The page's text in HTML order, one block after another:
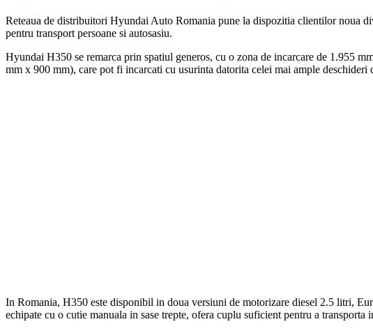
Reteaua de distribuitori Hyundai Auto Romania pune la dispozitia clientilor noua
pentru transport persoane si autosasiu.
Hyundai H350 se remarca prin spatiul generos, cu o zona de incarcare de 1.955
mm x 900 mm), care pot fi incarcati cu usurinta datorita celei mai ample
In Romania, H350 este disponibil in doua versiuni de motorizare diesel 2.5 litri,
echipate cu o cutie manuala in sase trepte, ofera cuplu suficient pentru a